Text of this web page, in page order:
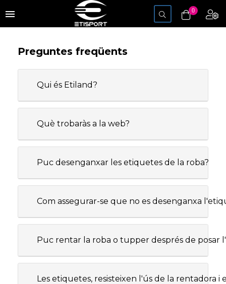
Toggle
menu 0
Preguntes freqüents
Qui és Etiland?
Què trobaràs a la web?
Puc desenganxar les etiquetes de la roba?
Com assegurar-se que no es desenganxa
Puc rentar la roba o tupper després de posar
Les etiquetes, resisteixen l'ús de la rentadora i